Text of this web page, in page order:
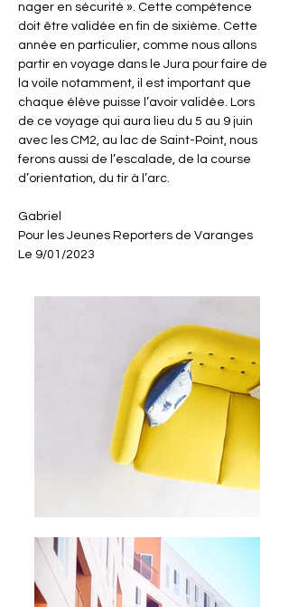
nager en sécurité ». Cette compétence
doit être validée en fin de sixième. Cette
année en particulier, comme nous allons
partir en voyage dans le Jura pour faire de
la voile notamment, il est important que
chaque élève puisse l’avoir validée. Lors
de ce voyage qui aura lieu du 5 au 9 juin
avec les CM2, au lac de Saint-Point, nous
ferons aussi de l’escalade, de la course
d’orientation, du tir à l’arc.
Gabriel
Pour les Jeunes Reporters de Varanges
Le 9/01/2023